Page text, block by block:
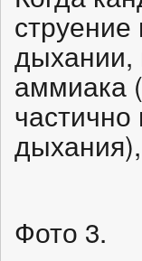
дыхании,
аммиака
Фото 3.